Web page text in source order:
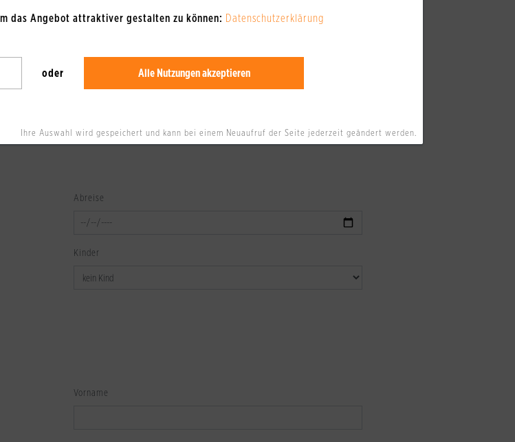
Abreise
Kinder
Vorname
das Angebot attraktiver gestalten zu können: Datenschutzerklärung
oder Alle Nutzungen akzeptieren
Ihre Auswahl wird gespeichert und kann bei einem Neuaufruf der Seite jederzeit geändert werden.